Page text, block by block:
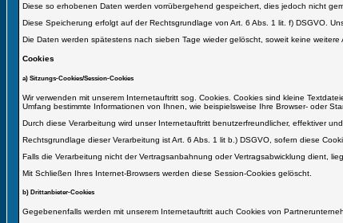
Diese so erhobenen Daten werden vorrübergehend gespeichert, dies jedoch nicht
Diese Speicherung erfolgt auf der Rechtsgrundlage von Art. 6 Abs. 1 lit. f) DSGVO.
Die Daten werden spätestens nach sieben Tage wieder gelöscht, soweit keine
Cookies
a) Sitzungs-Cookies/Session-Cookies
Wir verwenden mit unserem Internetauftritt sog. Cookies. Cookies sind kleine
Umfang bestimmte Informationen von Ihnen, wie beispielsweise Ihre Browser- oder
Durch diese Verarbeitung wird unser Internetauftritt benutzerfreundlicher, effektiver
Rechtsgrundlage dieser Verarbeitung ist Art. 6 Abs. 1 lit b.) DSGVO, sofern diese
Falls die Verarbeitung nicht der Vertragsanbahnung oder Vertragsabwicklung dient,
Mit Schließen Ihres Internet-Browsers werden diese Session-Cookies gelöscht.
b) Drittanbieter-Cookies
Gegebenenfalls werden mit unserem Internetauftritt auch Cookies von